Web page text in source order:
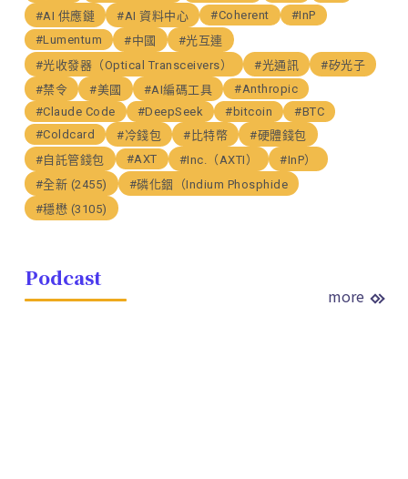
#AI 供應鏈
#AI 資料中心 #Coherent
#InP
#Lumentum
#中國
#光互連
#光收發器（Optical Transceivers）
#光通訊
#矽光子
#禁令
#美國 #AI編碼工具
#Anthropic
#Claude Code
#DeepSeek #bitcoin
#BTC
#Coldcard
#冷錢包 #比特幣
#硬體錢包
#自託管錢包
#AXT #Inc.（AXTI）
#InP）
#全新 (2455)
#磷化銦（Indium Phosphide
#穩懋 (3105)
Podcast
more